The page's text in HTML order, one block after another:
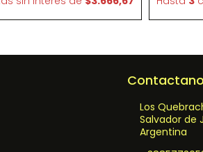
Los
Salvador de
Argentina